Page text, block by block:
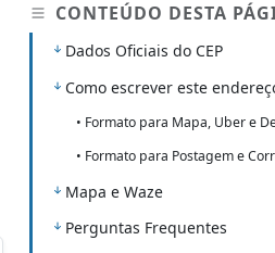
CONTEÚDO DESTA
Dados Oficiais do CEP
Como escrever este
• Formato para Mapa, Uber e
• Formato para Postagem e
Mapa e Waze
Perguntas Frequentes